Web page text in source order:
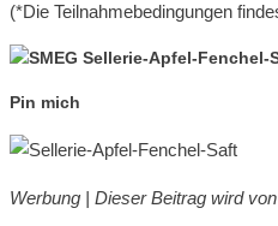
(*Die Teilnahmebedingungen
Pin mich
Werbung | Dieser Beitrag wird